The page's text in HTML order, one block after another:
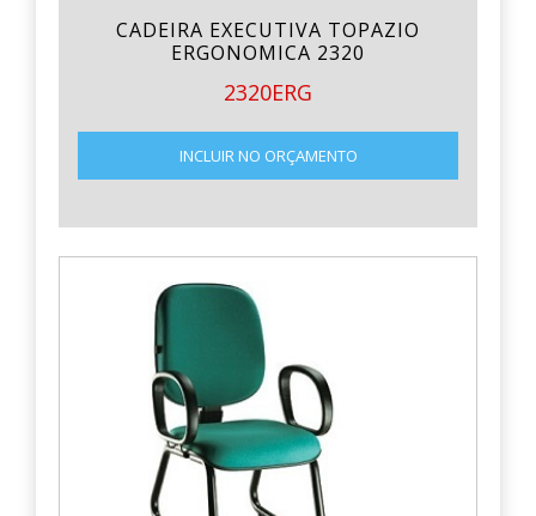
CADEIRA EXECUTIVA TOPAZIO
ERGONOMICA 2320
2320ERG
INCLUIR NO ORÇAMENTO